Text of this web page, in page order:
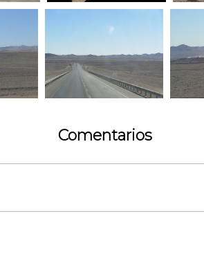
Comentarios